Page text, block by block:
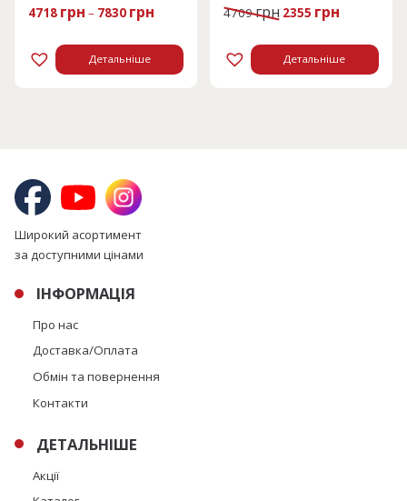
4718 грн – 7830 грн
Детальніше
4709грн Оригінальна
ціна:
2355 грнПоточна
ціна:
Детальніше
Широкий асортимент
за доступними цінами
ІНФОРМАЦІЯ
Про нас
Доставка/Оплата
Обмін та повернення
Контакти
ДЕТАЛЬНІШЕ
Акції